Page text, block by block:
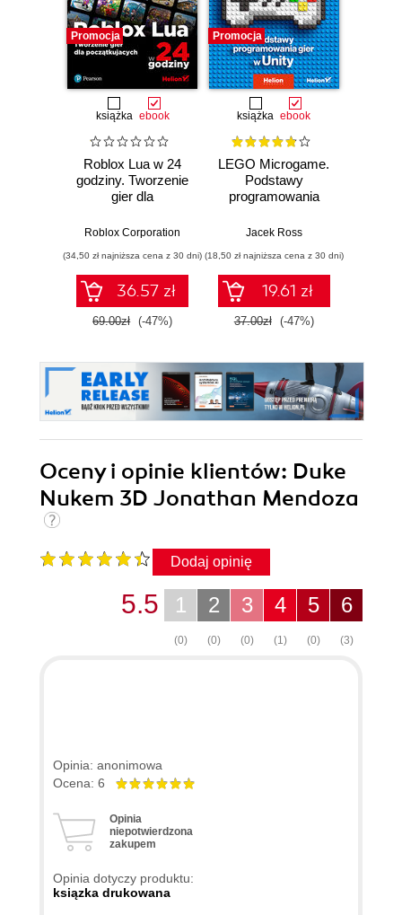
Promocja
książka ebook
Roblox Lua w 24
godziny. Tworzenie
gier dla
Roblox Corporation
(34,50 zł najniższa cena z 30 dni)
36.57 zł
69.00zł (-47%)
Promocja
książka ebook
LEGO Microgame.
Podstawy
programowania
Jacek Ross
(18,50 zł najniższa cena z 30 dni)
19.61 zł
37.00zł (-47%)
Oceny i opinie klientów: Duke
Nukem 3D Jonathan Mendoza
Dodaj opinię
6
(3)
5
(0)
4
(1)
3
(0)
2
(0)
1
(0)
5.5
Opinia: anonimowa
Ocena: 6
Opinia
niepotwierdzona
zakupem
Opinia dotyczy produktu:
ksiązka drukowana